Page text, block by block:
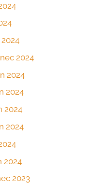
2024
2024
2024
2024
2024
2024
2023